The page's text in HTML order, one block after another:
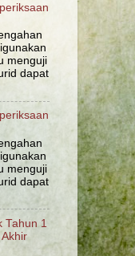
menguji
dapat
menguji
dapat
Tahun 1